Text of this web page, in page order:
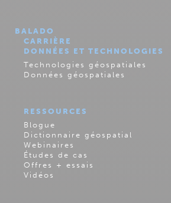
BALADO
CARRIÈRE
DONNÉES ET TECHNOLOGIES
Technologies géospatiales
Données géospatiales
RESSOURCES
Blogue
Dictionnaire géospatial
Webinaires
Études de cas
Offres + essais
Vidéos